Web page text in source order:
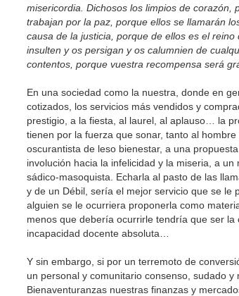
misericordia. Dichosos los limpios de corazón,
trabajan por la paz, porque ellos se llamarán
causa de la justicia, porque de ellos es el
insulten y os persigan y os calumnien de
contentos, porque vuestra recompensa será
En una sociedad como la nuestra, donde en
cotizados, los servicios más vendidos y
prestigio, a la fiesta, al laurel, al aplauso… la
tienen por la fuerza que sonar, tanto al
oscurantista de leso bienestar, a una
involución hacia la infelicidad y la miseria, a
sádico-masoquista. Echarla al pasto de las
y de un Débil, sería el mejor servicio que se le
alguien se le ocurriera proponerla como
menos que debería ocurrirle tendría que ser
incapacidad docente absoluta…
Y sin embargo, si por un terremoto de
un personal y comunitario consenso, sudado
Bienaventuranzas nuestras finanzas y